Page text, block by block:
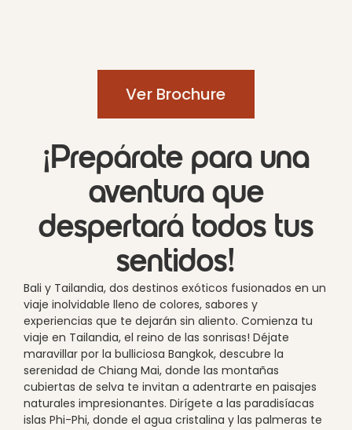
Ver Brochure
¡Prepárate para una
aventura que
despertará todos tus
sentidos!
Bali y Tailandia, dos destinos exóticos fusionados en un
viaje inolvidable lleno de colores, sabores y
experiencias que te dejarán sin aliento. Comienza tu
viaje en Tailandia, el reino de las sonrisas! Déjate
maravillar por la bulliciosa Bangkok, descubre la
serenidad de Chiang Mai, donde las montañas
cubiertas de selva te invitan a adentrarte en paisajes
naturales impresionantes. Dirígete a las paradisíacas
islas Phi-Phi, donde el agua cristalina y las palmeras te